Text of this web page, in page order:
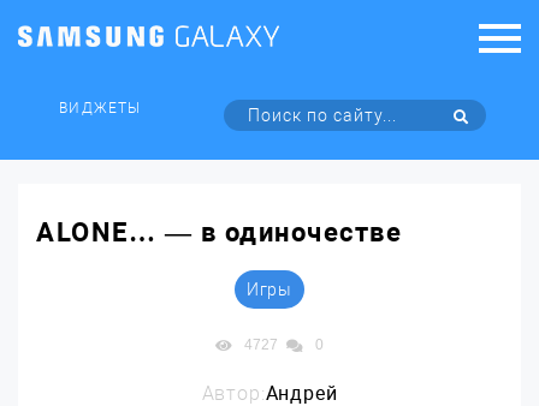
ВИДЖЕТЫ
ALONE… — в одиночестве
Игры
4727 0
Автор:Андрей